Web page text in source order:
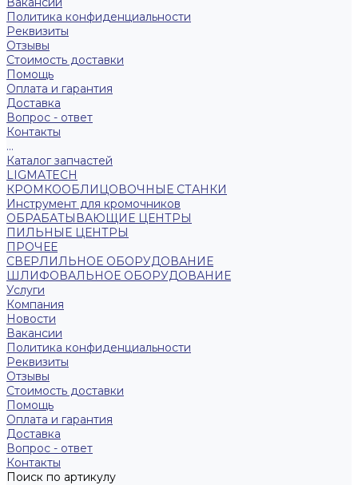
Политика конфиденциальности
Реквизиты
Отзывы
Стоимость доставки
Помощь
Оплата и гарантия
Доставка
Вопрос - ответ
Контакты
...
Каталог запчастей
LIGMATECH
КРОМКООБЛИЦОВОЧНЫЕ СТАНКИ
Инструмент для кромочников
ОБРАБАТЫВАЮЩИЕ ЦЕНТРЫ
ПИЛЬНЫЕ ЦЕНТРЫ
ПРОЧЕЕ
СВЕРЛИЛЬНОЕ ОБОРУДОВАНИЕ
ШЛИФОВАЛЬНОЕ ОБОРУДОВАНИЕ
Услуги
Компания
Новости
Вакансии
Политика конфиденциальности
Реквизиты
Отзывы
Стоимость доставки
Помощь
Оплата и гарантия
Доставка
Вопрос - ответ
Контакты
Поиск по артикулу